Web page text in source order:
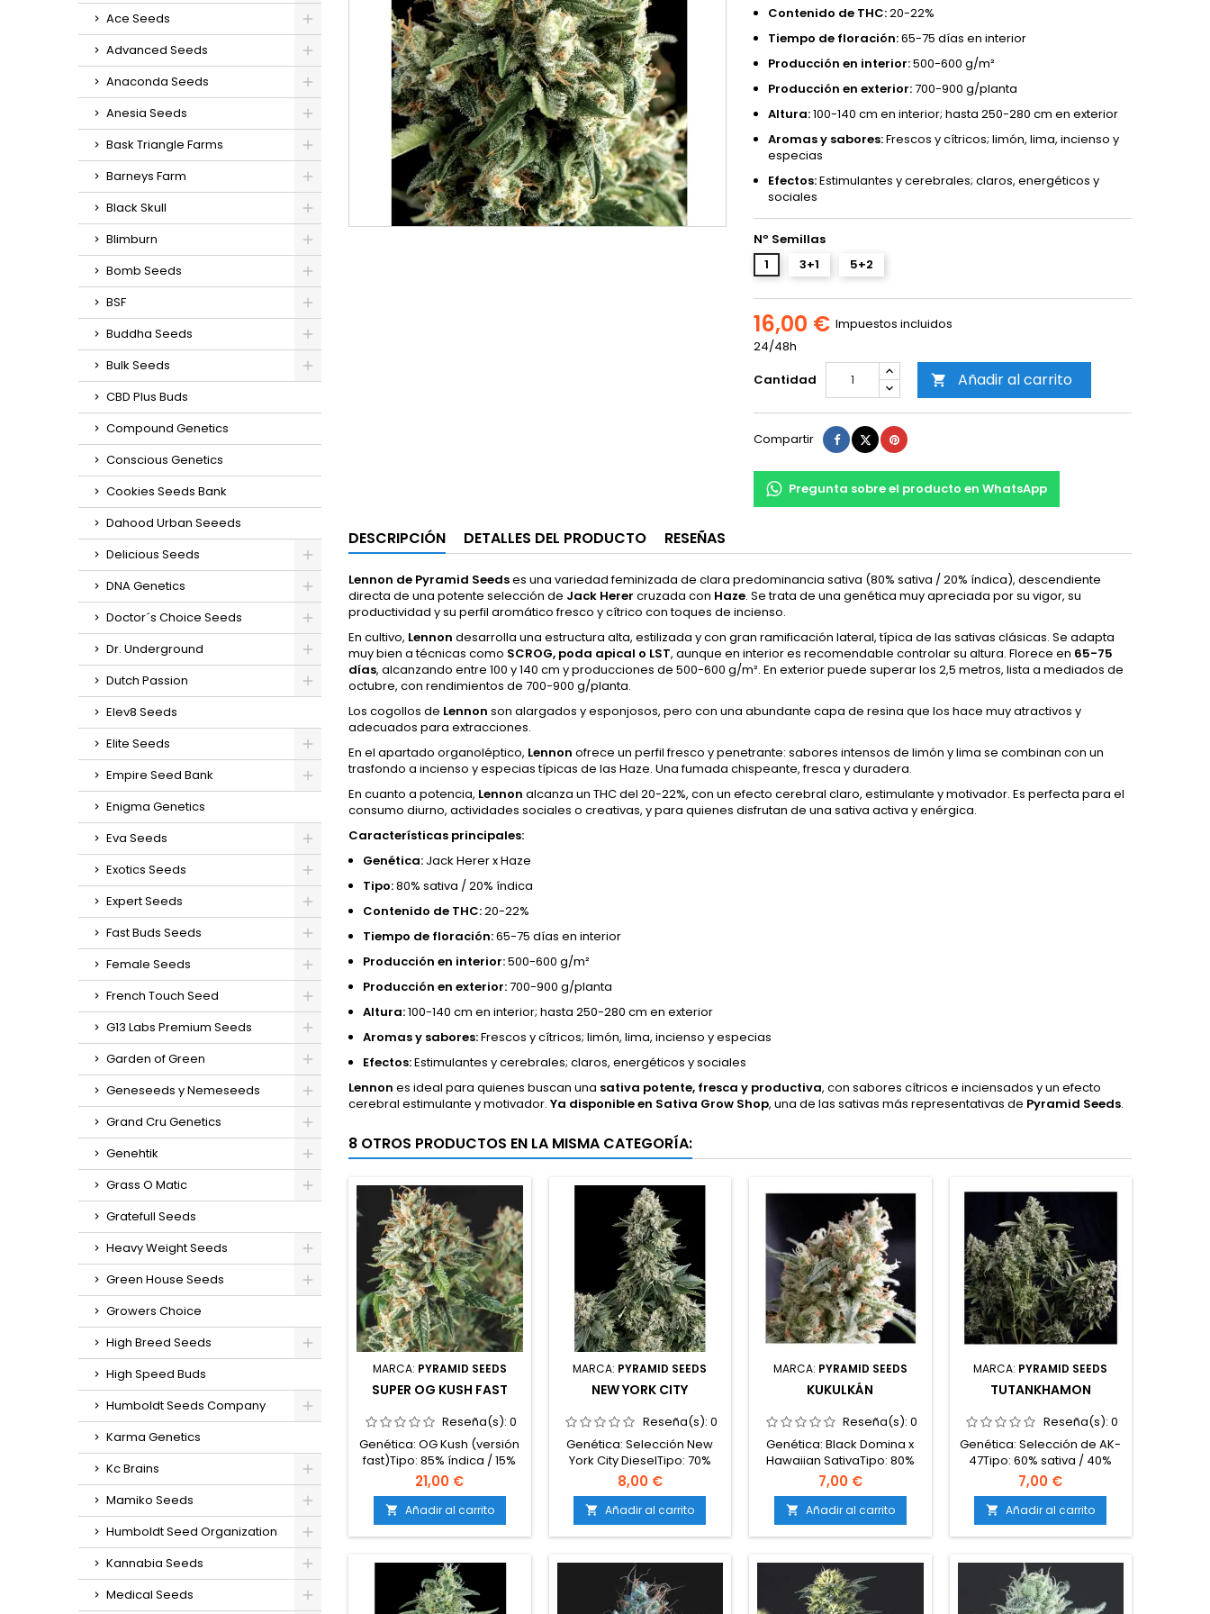
Ace Seeds
Advanced Seeds
Anaconda Seeds
Anesia Seeds
Bask Triangle Farms
Barneys Farm
Black Skull
Blimburn
Bomb Seeds
BSF
Buddha Seeds
Bulk Seeds
CBD Plus Buds
Compound Genetics
Conscious Genetics
Cookies Seeds Bank
Dahood Urban Seeeds
Delicious Seeds
DNA Genetics
Doctor´s Choice Seeds
Dr. Underground
Dutch Passion
Elev8 Seeds
Elite Seeds
Empire Seed Bank
Enigma Genetics
Eva Seeds
Exotics Seeds
Expert Seeds
Fast Buds Seeds
Female Seeds
French Touch Seed
G13 Labs Premium Seeds
Garden of Green
Geneseeds y Nemeseeds
Grand Cru Genetics
Genehtik
Grass O Matic
Gratefull Seeds
Heavy Weight Seeds
Green House Seeds
Growers Choice
High Breed Seeds
High Speed Buds
Humboldt Seeds Company
Karma Genetics
Kc Brains
Mamiko Seeds
Humboldt Seed Organization
Kannabia Seeds
Medical Seeds
Contenido de THC:20-22%
Tiempo de floración:65-75 días en interior
Producción en interior:500-600 g/m²
Producción en exterior:700-900 g/planta
Altura:100-140 cm en interior; hasta 250-280 cm en exterior
Aromas y sabores:Frescos y cítricos; limón, lima, incienso y
especias
Efectos:Estimulantes y cerebrales; claros, energéticos y
sociales
Nº Semillas
1
3+1 5+2
16,00 € Impuestos incluidos
24/48h
Cantidad
 Añadir al carrito
Compartir Compartir
TuitearPinterest
Pregunta sobre el producto en WhatsApp
DESCRIPCIÓN DETALLES DEL PRODUCTO RESEÑAS
Lennon de Pyramid Seedses una variedad feminizada de clara predominancia sativa (80% sativa / 20% índica), descendiente
directa de una potente selección de Jack Herer cruzada con Haze. Se trata de una genética muy apreciada por su vigor, su
productividad y su perfil aromático fresco y cítrico con toques de incienso.
En cultivo, Lennon desarrolla una estructura alta, estilizada y con gran ramificación lateral, típica de las sativas clásicas. Se adapta
muy bien a técnicas como SCROG, poda apical o LST, aunque en interior es recomendable controlar su altura. Florece en 65-75
días, alcanzando entre 100 y 140 cm y producciones de 500-600 g/m². En exterior puede superar los 2,5 metros, lista a mediados de
octubre, con rendimientos de 700-900 g/planta.
Los cogollos de Lennon son alargados y esponjosos, pero con una abundante capa de resina que los hace muy atractivos y
adecuados para extracciones.
En el apartado organoléptico, Lennon ofrece un perfil fresco y penetrante: sabores intensos de limón y lima se combinan con un
trasfondo a incienso y especias típicas de las Haze. Una fumada chispeante, fresca y duradera.
En cuanto a potencia, Lennon alcanza un THC del 20-22%, con un efecto cerebral claro, estimulante y motivador. Es perfecta para el
consumo diurno, actividades sociales o creativas, y para quienes disfrutan de una sativa activa y enérgica.
Características principales:
Genética: Jack Herer x Haze
Tipo:80% sativa / 20% índica
Contenido de THC:20-22%
Tiempo de floración:65-75 días en interior
Producción en interior:500-600 g/m²
Producción en exterior:700-900 g/planta
Altura:100-140 cm en interior; hasta 250-280 cm en exterior
Aromas y sabores:Frescos y cítricos; limón, lima, incienso y especias
Efectos:Estimulantes y cerebrales; claros, energéticos y sociales
Lennon es ideal para quienes buscan una sativa potente, fresca y productiva, con sabores cítricos e inciensados y un efecto
cerebral estimulante y motivador. Ya disponible en Sativa Grow Shop, una de las sativas más representativas de Pyramid Seeds.
8 OTROS PRODUCTOS EN LA MISMA CATEGORÍA:
MARCA: PYRAMID SEEDS
SUPER OG KUSH FAST
Reseña(s):0
Genética: OG Kush (versión
fast)Tipo: 85% índica / 15%
sativaContenido de
THC: Hasta 24%Tiempo de
floración: 45–50 días en
interiorProducción en
interior: Hasta 500
exterior: Hasta 900
g/plantaAltura: 80–110 cm
en interior; hasta 180 cm en
21,00 €
 Añadir al carrito
MARCA: PYRAMID SEEDS
NEW YORK CITY
Reseña(s): 0
Genética: Selección New
York City DieselTipo: 70%
sativa / 30%
índicaContenido de
THC: 20-22%Tiempo de
floración: 75-80 días en
interiorProducción en
g/m²Producción en
exterior: 700-900
g/plantaAltura: 90-130 cm
8,00 €
 Añadir al carrito
MARCA: PYRAMID SEEDS
KUKULKÁN
Reseña(s):0
Genética: Black Domina x
Hawaiian SativaTipo: 80%
índica / 20%
sativaContenido de THC: 18-
20%Contenido de
CBD: MedioTiempo de
floración: 55-60 días en
interior: 500-550
g/m²Producción en
exterior: 700-800
7,00 €
 Añadir al carrito
MARCA: PYRAMID SEEDS
TUTANKHAMON
Reseña(s): 0
Genética: Selección de AK-
47Tipo: 60% sativa / 40%
índicaContenido de
THC: 25-30%Tiempo de
floración: 55-60 días en
interiorProducción en
interior: 500-600
exterior: 700-900
g/plantaAltura: 80-110 cm en
interior; hasta 250 cm en
7,00 €
 Añadir al carrito